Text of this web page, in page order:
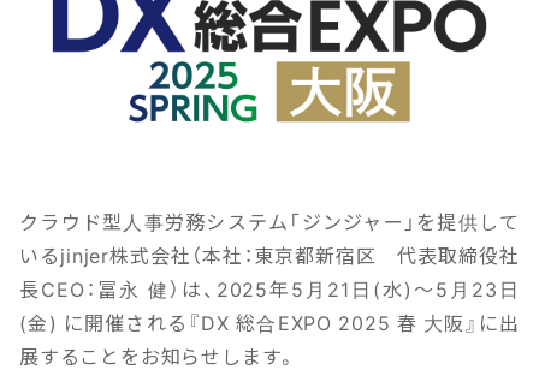
クラウド型人事労務システム「ジンジャー」を提供して
いるjinjer株式会社（本社：東京都新宿区 代表取締役社
長CEO：冨永 健）は、2025年5月21日(水)～5月23日
(金) に開催される『DX 総合EXPO 2025 春 大阪』に出
展することをお知らせします。